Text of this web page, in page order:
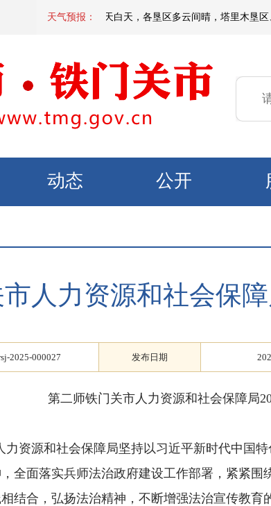
天气预报：
预计：今天夜间到明天白天，各垦区多云间晴，塔里木垦区
动态 公开
人力资源和社会保
2025-000027 发布日期
第二师铁门关市人力资源和社会保障局
力资源和社会保障局坚持以习近平新时代中国
全面落实兵师法治政府建设工作部署，紧紧
结合，弘扬法治精神，不断增强法治宣传教